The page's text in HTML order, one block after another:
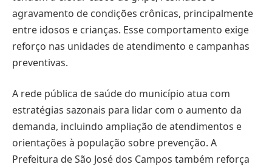
agravamento de condições crônicas, principalmente
entre idosos e crianças. Esse comportamento exige
reforço nas unidades de atendimento e campanhas
preventivas.
A rede pública de saúde do município atua com
estratégias sazonais para lidar com o aumento da
demanda, incluindo ampliação de atendimentos e
orientações à população sobre prevenção. A
Prefeitura de São José dos Campos também reforça